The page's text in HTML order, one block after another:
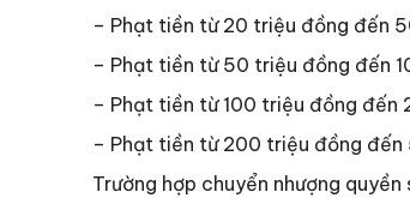
– Phạt tiền từ 20 triệu đồng đến
– Phạt tiền từ 50 triệu đồng đến
– Phạt tiền từ 100 triệu đồng đến
– Phạt tiền từ 200 triệu đồng
Trường hợp chuyển nhượng